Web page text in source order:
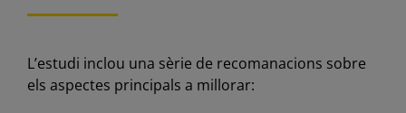
L’estudi inclou una sèrie de recomanacions sobre
els aspectes principals a millorar: